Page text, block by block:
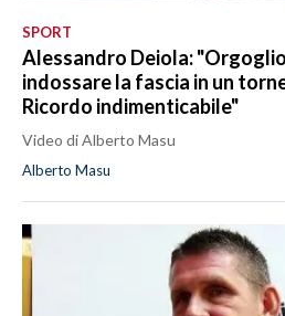
SPORT
Alessandro Deiola:
indossare la fascia in un
Ricordo indimenticabile"
Video di Alberto Masu
Alberto Masu